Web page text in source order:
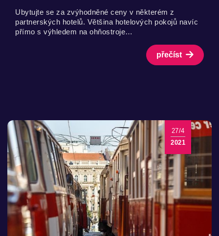
Ubytujte se za zvýhodněné ceny v některém z
partnerských hotelů. Většina hotelových pokojů navíc
přímo s výhledem na ohňostroje…
přečíst
27/4
2021